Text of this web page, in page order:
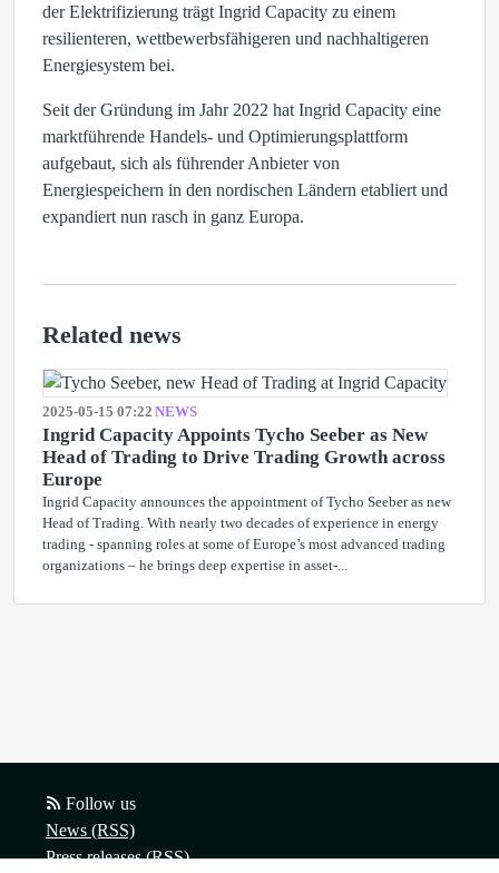
der Elektrifizierung trägt Ingrid Capacity zu einem
resilienteren, wettbewerbsfähigeren und nachhaltigeren
Energiesystem bei.
Seit der Gründung im Jahr 2022 hat Ingrid Capacity eine
marktführende Handels- und Optimierungsplattform
aufgebaut, sich als führender Anbieter von
Energiespeichern in den nordischen Ländern etabliert und
expandiert nun rasch in ganz Europa.
Related news
2025-05-15 07:22 NEWS
Ingrid Capacity Appoints Tycho Seeber as New
Head of Trading to Drive Trading Growth across
Europe
Ingrid Capacity announces the appointment of Tycho Seeber as new
Head of Trading. With nearly two decades of experience in energy
trading - spanning roles at some of Europe’s most advanced trading
organizations – he brings deep expertise in asset-...
Follow us
News (RSS)
Press releases (RSS)